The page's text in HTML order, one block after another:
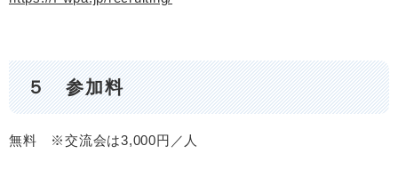
５ 参加料
無料 ※交流会は3,000円／人